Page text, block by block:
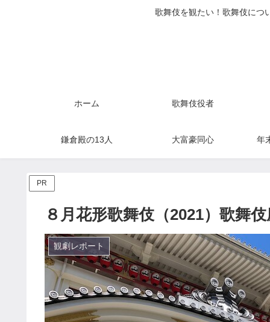
歌舞伎を観たい！歌舞伎につ
ホーム 歌舞伎役者
鎌倉殿の13人 大富豪同心 年
PR
８月花形歌舞伎（2021）歌舞
観劇レポート